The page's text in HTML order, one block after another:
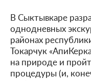
В Сыктывкаре
однодневных
районах
Токарчук
на природе и
процедуры (и,